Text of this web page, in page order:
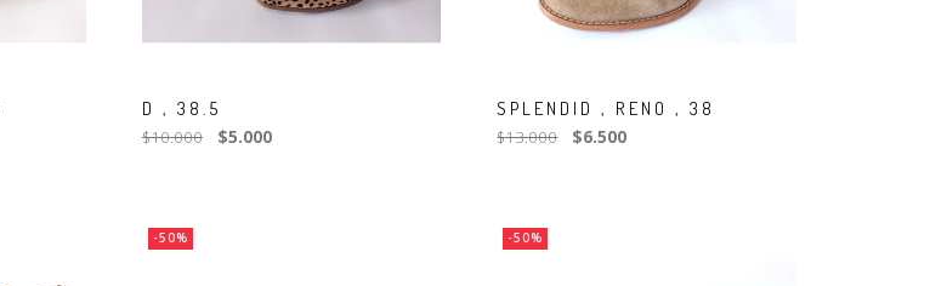
D , 38.5
$10.000 $5.000
SPLENDID , RENO , 38
$13.000 $6.500
-50% -50%